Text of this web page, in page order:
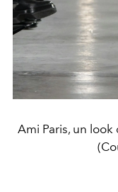
Ami Paris, un